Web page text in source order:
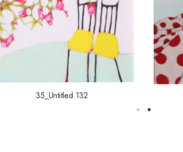
35_Untitled 132